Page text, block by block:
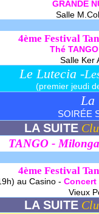
GRANDE
Salle
4ème Festival
Thé TANGO
Salle Ker
Le Lutecia -
(premier jeudi
La
SOIRÉE
LA SUITE
TANGO - Milonga
4ème Festival
au Casino - Concert
Vieux
LA SUITE